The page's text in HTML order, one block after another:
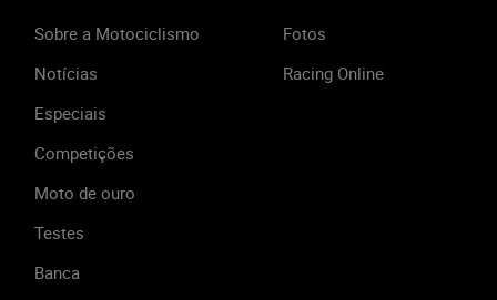
Sobre a Motociclismo
Notícias
Especiais
Competições
Moto de ouro
Testes
Banca
Fotos
Racing Online